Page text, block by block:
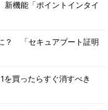
機能「ポイントインタイ
？ 「セキュアブート証明
買ったらすぐ消すべき